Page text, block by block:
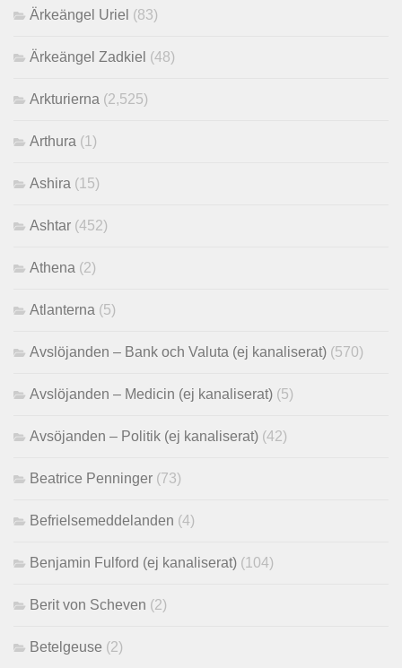
Ärkeängel Uriel (83)
Ärkeängel Zadkiel (48)
Arkturierna (2,525)
Arthura (1)
Ashira (15)
Ashtar (452)
Athena (2)
Atlanterna (5)
Avslöjanden – Bank och Valuta (ej kanaliserat) (570)
Avslöjanden – Medicin (ej kanaliserat) (5)
Avsöjanden – Politik (ej kanaliserat) (42)
Beatrice Penninger (73)
Befrielsemeddelanden (4)
Benjamin Fulford (ej kanaliserat) (104)
Berit von Scheven (2)
Betelgeuse (2)